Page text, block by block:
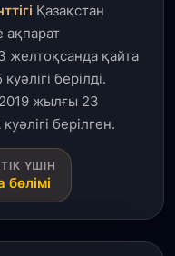
ең
айналды
кәсіпкерлер мен
өз ұсыныстарын
Қазақстан
желтоқсанда қайта
берілді.
жылғы 23
берілген.
ҮШІН